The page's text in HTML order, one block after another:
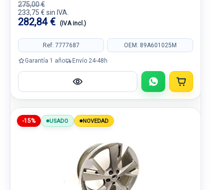
275,00 €
233,75 € sin IVA.
282,84 € (IVA incl.)
Ref: 7777687 OEM: 89A601025M
Garantía 1 año Envío 24-48h
-15% USADO NOVEDAD